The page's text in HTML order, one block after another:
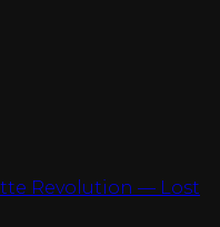
Revolution — Lost